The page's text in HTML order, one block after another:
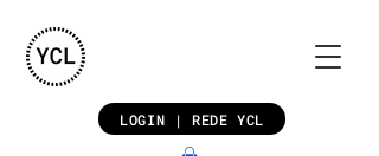
LOGIN | REDE YCL